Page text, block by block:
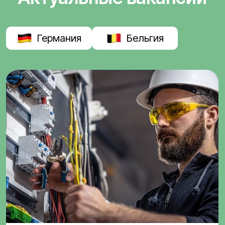
Германия Бельгия